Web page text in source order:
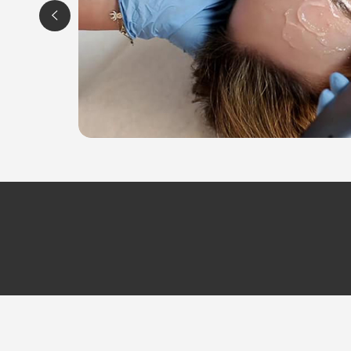
Pedicure curativo
Alte competenze e organizzazione snella,
Dal Lunedì al Venerdì: 9.00 - 12.00 / 14.00 -
CENTRO MEDICO ESTETICO DR. SALEMI -
Tel. 3291673555 (Studio dentistico)
aposta@espevia.it.